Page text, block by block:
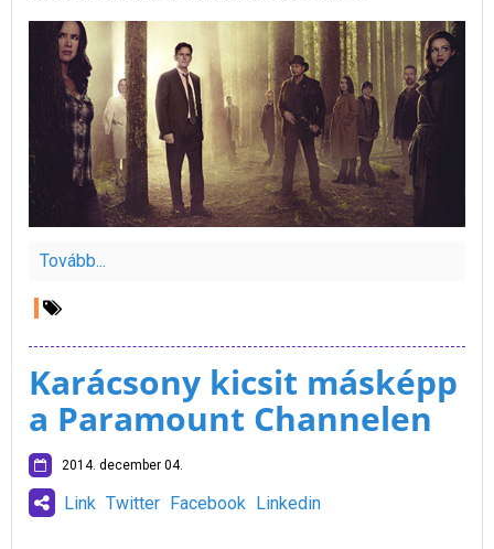
Tovább...
Karácsony kicsit másképp
a Paramount Channelen
2014. december 04.
Link Twitter Facebook Linkedin